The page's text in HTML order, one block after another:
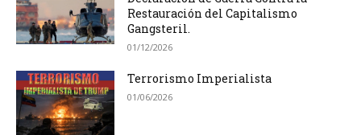
Restauración del Capitalismo
Gangsteril.
01/12/2026
Terrorismo Imperialista
01/06/2026